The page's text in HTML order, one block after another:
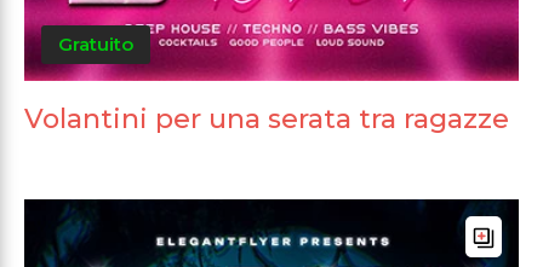
Gratuito
Volantini per una serata tra ragazze